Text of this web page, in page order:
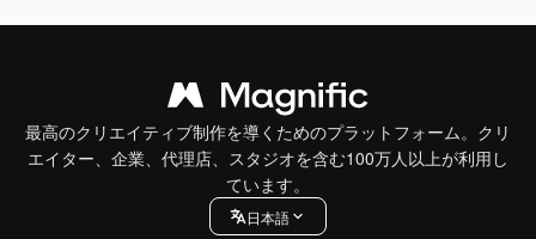
最高のクリエイティブ制作を導くためのプラットフォーム。クリ
エイター、企業、代理店、スタジオを含む100万人以上が利用し
ています。
日本語